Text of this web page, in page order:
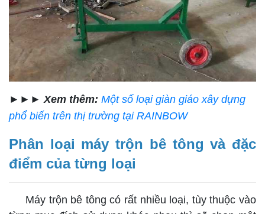
►►► Xem thêm: Một số loại giàn giáo xây dựng
phổ biến trên thị trường tại RAINBOW
Phân loại máy trộn bê tông và đặc
điểm của từng loại
Máy trộn bê tông có rất nhiều loại, tùy thuộc vào